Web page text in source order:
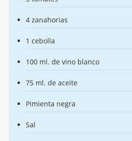
4 zanahorias
1 cebolla
100 ml. de vino blanco
75 ml. de aceite
Pimienta negra
Sal